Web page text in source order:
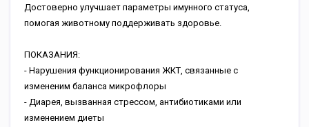
Достоверно улучшает параметры имунного статуса,
помогая животному поддерживать здоровье.
ПОКАЗАНИЯ:
- Нарушения функционирования ЖКТ, связанные с
измененим баланса микрофлоры
- Диарея, вызванная стрессом, антибиотиками или
изменением диеты